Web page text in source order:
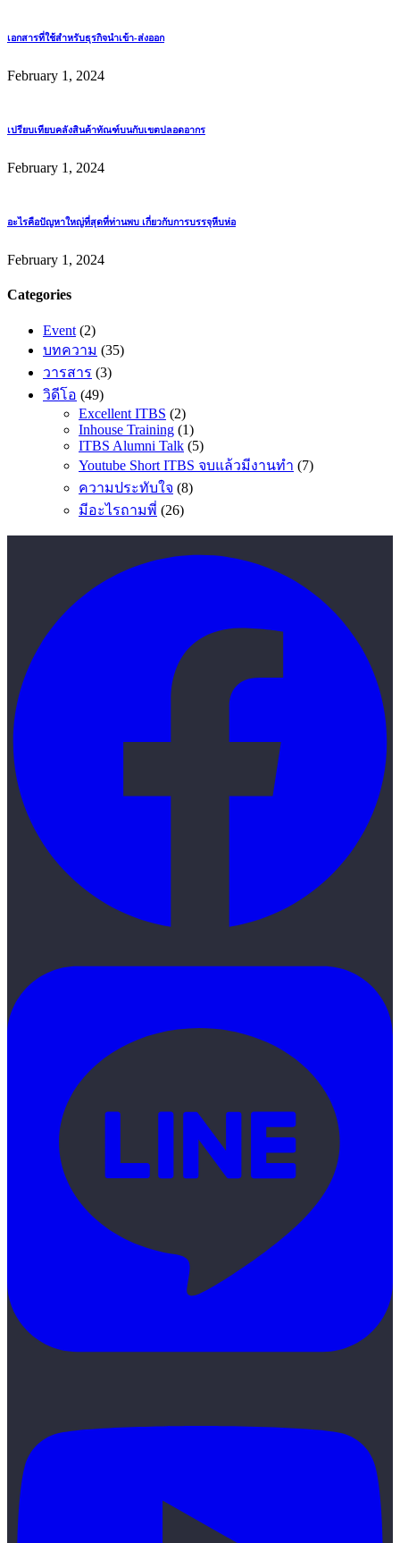
เอกสารที่ใช้สำหรับธุรกิจนำเข้า-ส่งออก
February 1, 2024
เปรียบเทียบคลังสินค้าทัณฑ์บนกับเขตปลอดอากร
February 1, 2024
อะไรคือปัญหาใหญ่ที่สุดที่ท่านพบ เกี่ยวกับการบรรจุหีบห่อ
February 1, 2024
Categories
Event (2)
บทความ (35)
วารสาร (3)
วิดีโอ (49)
Excellent ITBS (2)
Inhouse Training (1)
ITBS Alumni Talk (5)
Youtube Short ITBS จบแล้วมีงานทำ (7)
ความประทับใจ (8)
มีอะไรถามพี่ (26)